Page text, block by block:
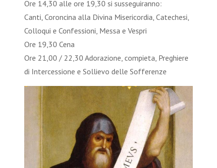
Ore 14,30 alle ore 19,30 si susseguiranno:
Canti, Coroncina alla Divina Misericordia, Catechesi,
Colloqui e Confessioni, Messa e Vespri
Ore 19,30 Cena
Ore 21,00 / 22,30 Adorazione, compieta, Preghiere
di Intercessione e Sollievo delle Sofferenze